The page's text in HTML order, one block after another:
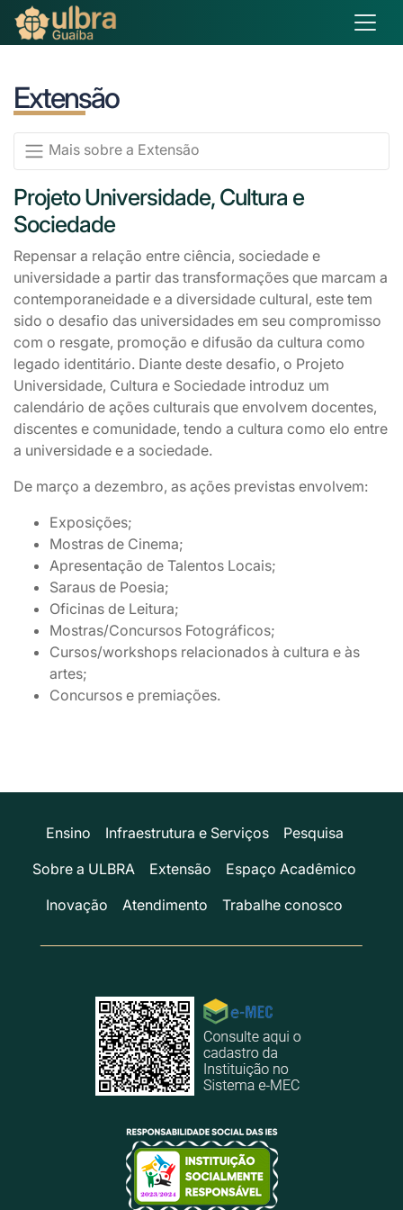
Extensão
Mais sobre a Extensão
Projeto Universidade, Cultura e
Sociedade
Repensar a relação entre ciência, sociedade e
universidade a partir das transformações que marcam a
contemporaneidade e a diversidade cultural, este tem
sido o desafio das universidades em seu compromisso
com o resgate, promoção e difusão da cultura como
legado identitário. Diante deste desafio, o Projeto
Universidade, Cultura e Sociedade introduz um
calendário de ações culturais que envolvem docentes,
discentes e comunidade, tendo a cultura como elo entre
a universidade e a sociedade.
De março a dezembro, as ações previstas envolvem:
Exposições;
Mostras de Cinema;
Apresentação de Talentos Locais;
Saraus de Poesia;
Oficinas de Leitura;
Mostras/Concursos Fotográficos;
Cursos/workshops relacionados à cultura e às
artes;
Concursos e premiações.
Ensino Infraestrutura e Serviços
Pesquisa
Sobre a ULBRA
Extensão
Espaço Acadêmico
Inovação
Atendimento Trabalhe conosco